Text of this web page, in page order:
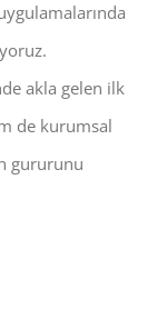
akla gelen ilk
de kurumsal
gururunu